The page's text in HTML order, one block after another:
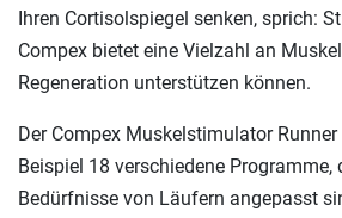
Ihren Cortisolspiegel senken, sprich:
Compex bietet eine Vielzahl an
Regeneration unterstützen können.
Der Compex Muskelstimulator
Beispiel 18 verschiedene Programme,
Bedürfnisse von Läufern angepasst